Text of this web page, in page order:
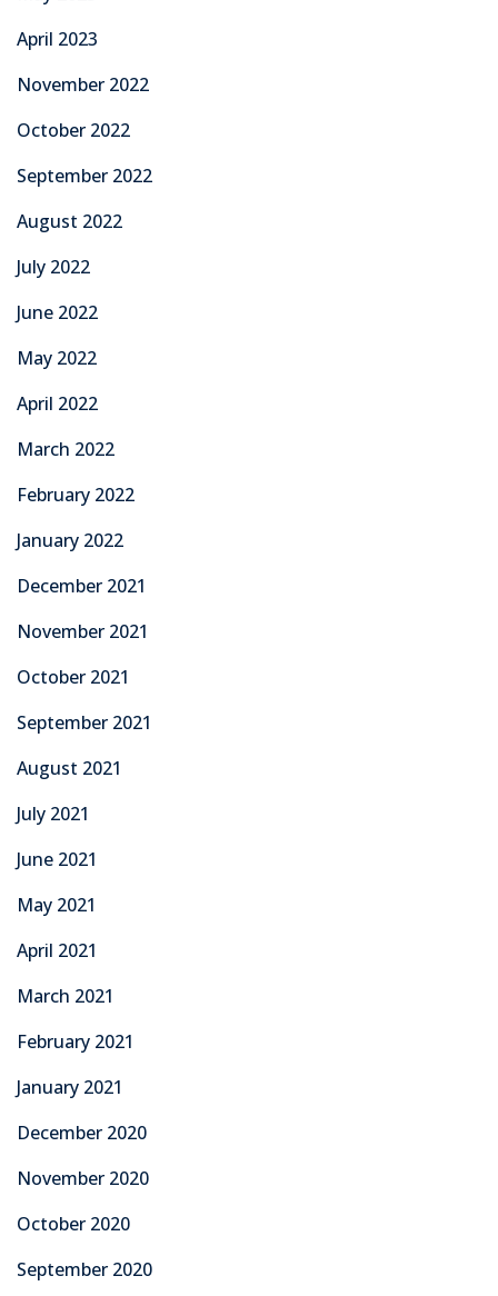
April 2023
November 2022
October 2022
September 2022
August 2022
July 2022
June 2022
May 2022
April 2022
March 2022
February 2022
January 2022
December 2021
November 2021
October 2021
September 2021
August 2021
July 2021
June 2021
May 2021
April 2021
March 2021
February 2021
January 2021
December 2020
November 2020
October 2020
September 2020